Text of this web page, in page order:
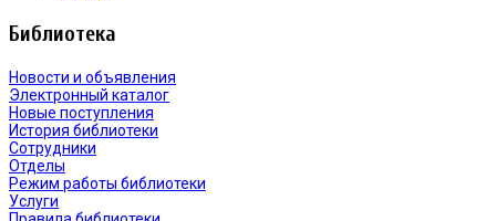
Библиотека
Новости и объявления
Электронный каталог
Новые поступления
История библиотеки
Сотрудники
Отделы
Режим работы библиотеки
Услуги